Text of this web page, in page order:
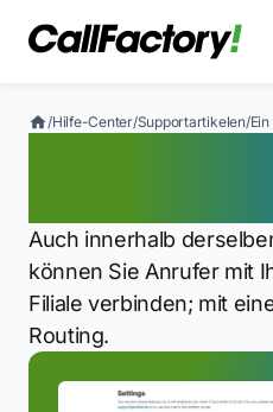
/Hilfe-Center/Supportartikelen/
Auch innerhalb
können Sie Anrufer mit
Filiale verbinden; mit
Routing.